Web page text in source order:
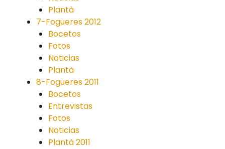
Plantà
7-Fogueres 2012
Bocetos
Fotos
Noticias
Plantà
8-Fogueres 2011
Bocetos
Entrevistas
Fotos
Noticias
Plantà 2011